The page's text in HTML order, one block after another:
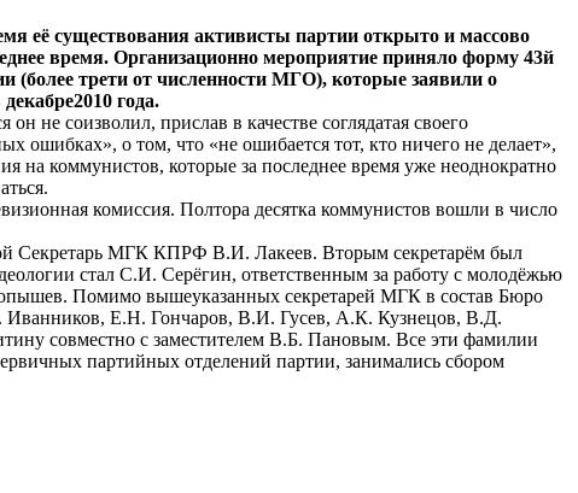
её существования активисты партии открыто и массово
время. Организационно мероприятие приняло форму 43й
(более трети от численности МГО), которые заявили о
года.
не соизволил, прислав в качестве соглядатая своего
о том, что «не ошибается тот, кто ничего не делает»,
на коммунистов, которые за последнее время уже неоднократно
комиссия. Полтора десятка коммунистов вошли в число
Секретарь МГК КПРФ В.И. Лакеев. Вторым секретарём был
стал С.И. Серёгин, ответственным за работу с молодёжью
Помимо вышеуказанных секретарей МГК в состав Бюро
Е.Н. Гончаров, В.И. Гусев, А.К. Кузнецов, В.Д.
совместно с заместителем В.Б. Пановым. Все эти фамилии
партийных отделений партии, занимались сбором